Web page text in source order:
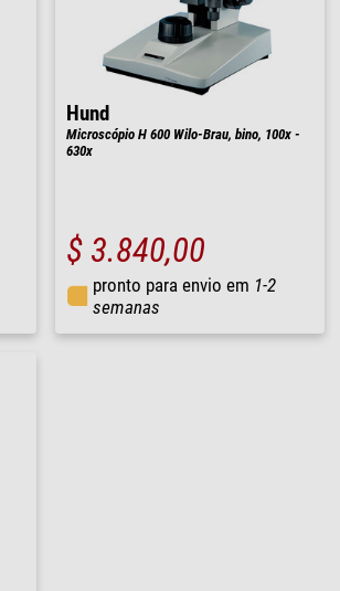
Hund
Microscópio H 600 Wilo-Brau, bino, 100x -
630x
$ 3.840,00
pronto para envio em 1-2
semanas